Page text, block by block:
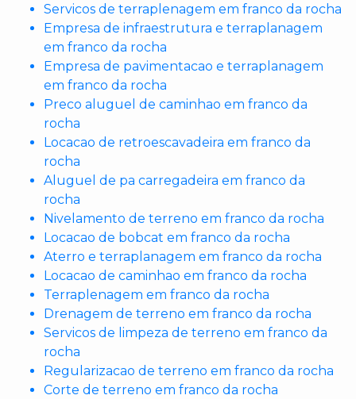
Servicos de terraplenagem em franco da rocha
Empresa de infraestrutura e terraplanagem
em franco da rocha
Empresa de pavimentacao e terraplanagem
em franco da rocha
Preco aluguel de caminhao em franco da
rocha
Locacao de retroescavadeira em franco da
rocha
Aluguel de pa carregadeira em franco da
rocha
Nivelamento de terreno em franco da rocha
Locacao de bobcat em franco da rocha
Aterro e terraplanagem em franco da rocha
Locacao de caminhao em franco da rocha
Terraplenagem em franco da rocha
Drenagem de terreno em franco da rocha
Servicos de limpeza de terreno em franco da
rocha
Regularizacao de terreno em franco da rocha
Corte de terreno em franco da rocha